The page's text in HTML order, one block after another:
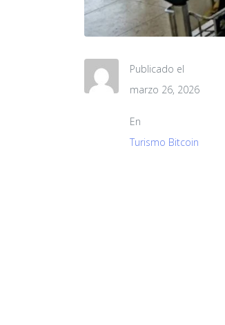
Publicado el
marzo 26, 2026
En
Turismo Bitcoin